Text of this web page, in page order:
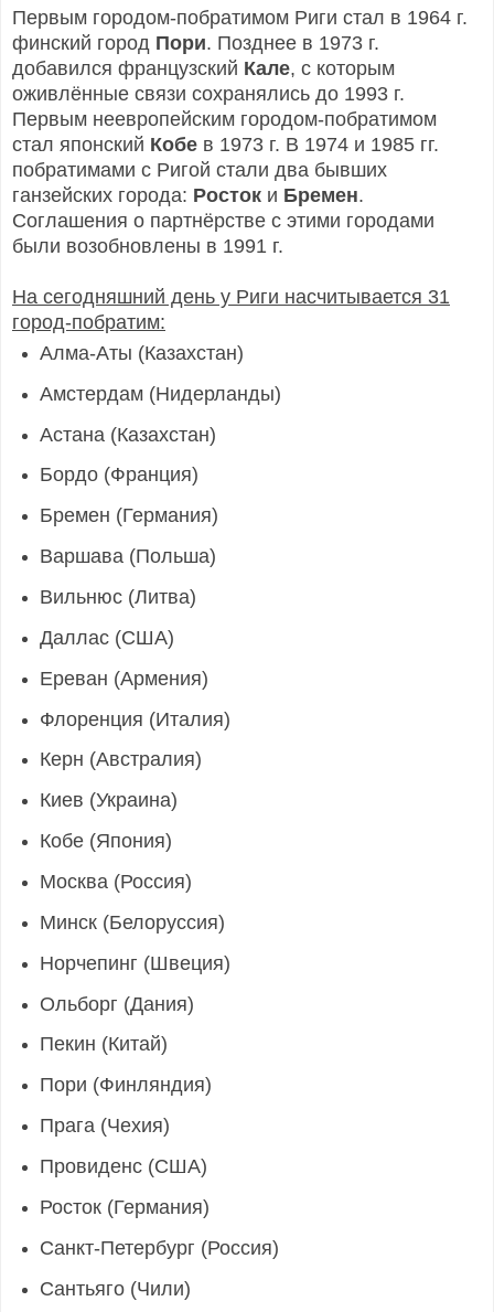
Первым городом-побратимом Риги стал в 1964 г.
финский город Пори. Позднее в 1973 г.
добавился французский Кале, с которым
оживлённые связи сохранялись до 1993 г.
Первым неевропейским городом-побратимом
стал японский Кобе в 1973 г. В 1974 и 1985 гг.
побратимами с Ригой стали два бывших
ганзейских города: Росток и Бремен.
Соглашения о партнёрстве с этими городами
были возобновлены в 1991 г.
На сегодняшний день у Риги насчитывается 31
город-побратим:
Алма-Аты (Казахстан)
Амстердам (Нидерланды)
Астана (Казахстан)
Бордо (Франция)
Бремен (Германия)
Варшава (Польша)
Вильнюс (Литва)
Даллас (США)
Ереван (Армения)
Флоренция (Италия)
Керн (Австралия)
Киев (Украина)
Кобе (Япония)
Москва (Россия)
Минск (Белоруссия)
Норчепинг (Швеция)
Ольборг (Дания)
Пекин (Китай)
Пори (Финляндия)
Прага (Чехия)
Провиденс (США)
Росток (Германия)
Санкт-Петербург (Россия)
Сантьяго (Чили)